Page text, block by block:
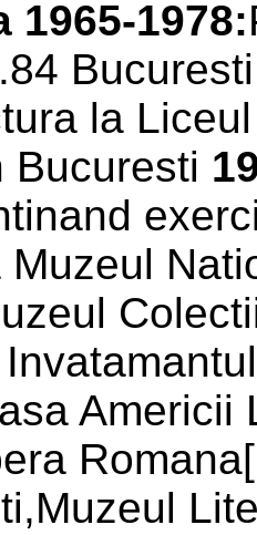
1965-1978:
la
Bucuresti
Americii